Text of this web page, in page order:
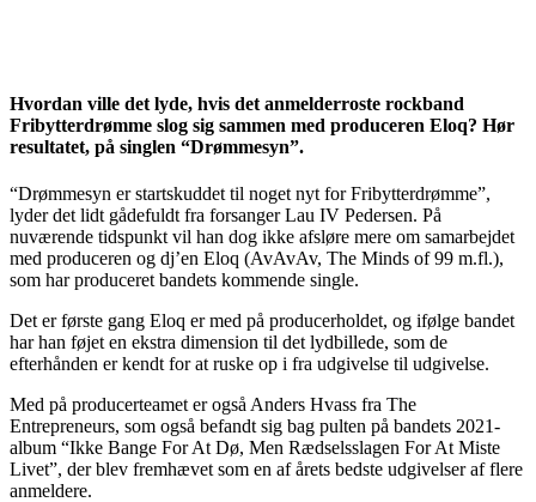
Hvordan ville det lyde, hvis det anmelderroste rockband
Fribytterdrømme slog sig sammen med produceren Eloq? Hør
resultatet, på singlen “Drømmesyn”.
“Drømmesyn er startskuddet til noget nyt for Fribytterdrømme”,
lyder det lidt gådefuldt fra forsanger Lau IV Pedersen. På
nuværende tidspunkt vil han dog ikke afsløre mere om samarbejdet
med produceren og dj’en Eloq (AvAvAv, The Minds of 99 m.fl.),
som har produceret bandets kommende single.
Det er første gang Eloq er med på producerholdet, og ifølge bandet
har han føjet en ekstra dimension til det lydbillede, som de
efterhånden er kendt for at ruske op i fra udgivelse til udgivelse.
Med på producerteamet er også Anders Hvass fra The
Entrepreneurs, som også befandt sig bag pulten på bandets 2021-
album “Ikke Bange For At Dø, Men Rædselsslagen For At Miste
Livet”, der blev fremhævet som en af årets bedste udgivelser af flere
anmeldere.